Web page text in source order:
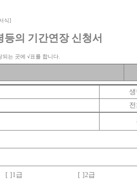
식]
등의 기간연장 신청서
되는 곳에 √표를 합니다
생
[ ]1급 [ ]2급